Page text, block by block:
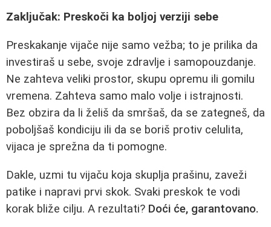
Zaključak: Preskoči ka boljoj verziji sebe
Preskakanje vijače nije samo vežba; to je prilika da
investiraš u sebe, svoje zdravlje i samopouzdanje.
Ne zahteva veliki prostor, skupu opremu ili gomilu
vremena. Zahteva samo malo volje i istrajnosti.
Bez obzira da li želiš da smršaš, da se zategneš, da
poboljšaš kondiciju ili da se boriš protiv celulita,
vijaca je sprežna da ti pomogne.
Dakle, uzmi tu vijaču koja skuplja prašinu, zaveži
patike i napravi prvi skok. Svaki preskok te vodi
korak bliže cilju. A rezultati? Doći će, garantovano.